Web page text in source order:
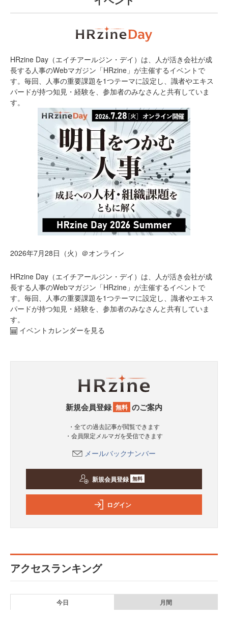
HRzine Day（エイチアールジン・デイ）は、人が活き会社が成
長する人事のWebマガジン「HRzine」が主催するイベントで
す。毎回、人事の重要課題を1つテーマに設定し、識者やエキス
パードが持つ知見・経験を、参加者のみなさんと共有していま
す。
2026年7月28日（火）＠オンライン
HRzine Day（エイチアールジン・デイ）は、人が活き会社が成
長する人事のWebマガジン「HRzine」が主催するイベントで
す。毎回、人事の重要課題を1つテーマに設定し、識者やエキス
パードが持つ知見・経験を、参加者のみなさんと共有していま
す。
イベントカレンダーを見る
新規会員登録 無料 のご案内
・全ての過去記事が閲覧できます
・会員限定メルマガを受信できます
メールバックナンバー
新規会員登録 無料
ログイン
アクセスランキング
今日 月間